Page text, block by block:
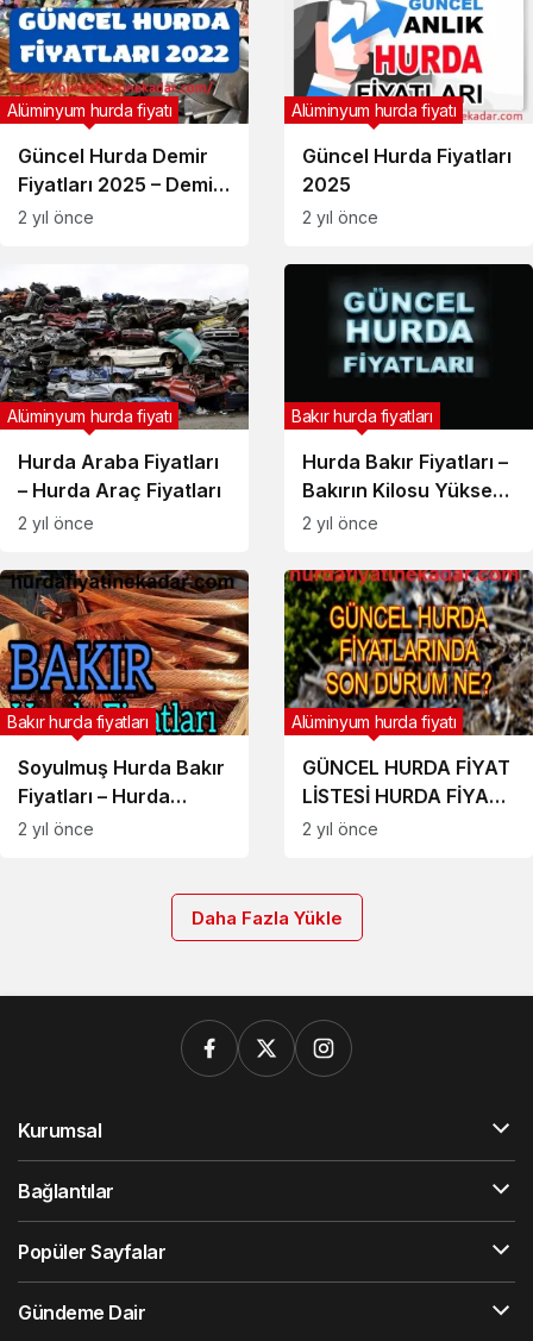
Güncel Hurda Demir
Fiyatları 2025 – Demir,
bakır, alüminyum ve
Alüminyum hurda fiyatı
2 yıl önce
Güncel Hurda Fiyatları
2025
Alüminyum hurda fiyatı
2 yıl önce
Hurda Araba Fiyatları
– Hurda Araç Fiyatları
Alüminyum hurda fiyatı
2 yıl önce
Hurda Bakır Fiyatları –
Bakırın Kilosu Yüksek
Fiyat
Bakır hurda fiyatları
2 yıl önce
Soyulmuş Hurda Bakır
Fiyatları – Hurda
Soyma Bakır Fiyatları
Bakır hurda fiyatları
2 yıl önce
GÜNCEL HURDA FİYAT
LİSTESİ HURDA FİYATI
NE KADAR
Alüminyum hurda fiyatı
2 yıl önce
Daha Fazla Yükle
Kurumsal
Bağlantılar
Popüler Sayfalar
Gündeme Dair